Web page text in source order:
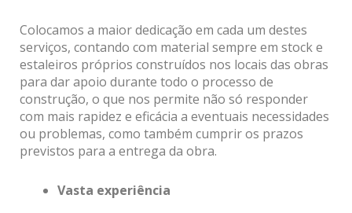
Colocamos a maior dedicação em cada um destes
serviços, contando com material sempre em stock e
estaleiros próprios construídos nos locais das obras
para dar apoio durante todo o processo de
construção, o que nos permite não só responder
com mais rapidez e eficácia a eventuais necessidades
ou problemas, como também cumprir os prazos
previstos para a entrega da obra.
Vasta experiência